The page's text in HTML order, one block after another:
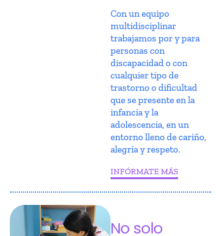
Con un equipo
multidisciplinar
trabajamos por y para
personas con
discapacidad o con
cualquier tipo de
trastorno o dificultad
que se presente en la
infancia y la
adolescencia, en un
entorno lleno de cariño,
alegría y respeto.
INFÓRMATE MÁS
No solo